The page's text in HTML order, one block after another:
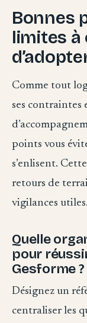
Bonnes
limites
Comme tout
ses contraintes
points vous
s’enlisent.
retours de
vigilances utiles.
Quelle
pour
Gesforme ?
Désignez un
centraliser les